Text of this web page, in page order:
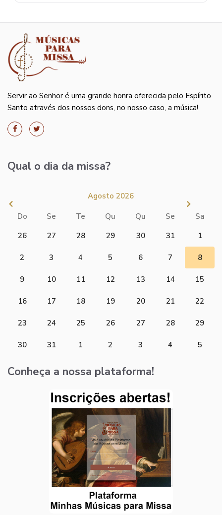
Servir ao Senhor é uma grande honra oferecida pelo Espírito
Santo através dos nossos dons, no nosso caso, a música!
Qual o dia da missa?
Agosto 2026
Do Se Te Qu Qu Se
Sa
26
27 28 29 30 31 1
2 3 4 5 6 7 8
9 10 11 12 13 14 15
16 17 18 19 20 21 22
23 24 25 26 27 28 29
30 31 1 2 3 4 5
Conheça a nossa plataforma!